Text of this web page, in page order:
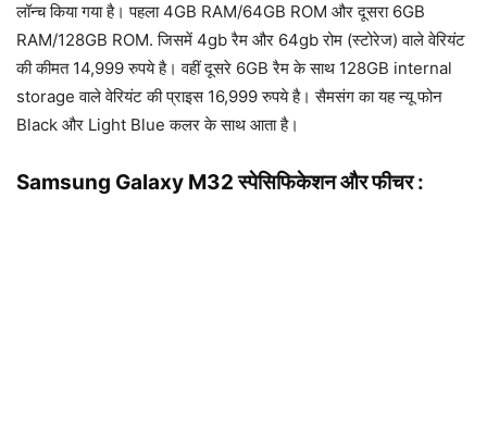
लॉन्च किया गया है। पहला 4GB RAM/64GB ROM और दूसरा 6GB
RAM/128GB ROM. जिसमें 4gb रैम और 64gb रोम (स्टोरेज) वाले वेरियंट
की कीमत 14,999 रुपये है। वहीं दूसरे 6GB रैम के साथ 128GB internal
storage वाले वेरियंट की प्राइस 16,999 रुपये है। सैमसंग का यह न्यू फोन
Black और Light Blue कलर के साथ आता है।
Samsung Galaxy M32 स्पेसिफिकेशन और फीचर :